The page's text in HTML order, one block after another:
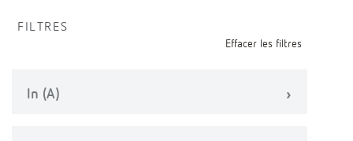
FILTRES
Effacer les filtres
In (A)